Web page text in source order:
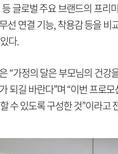
글로벌 주요 브랜드의 프리
선 연결 기능, 착용감 등을
다.
“가정의 달은 부모님의 건강
되길 바란다”며 “이번 프로
수 있도록 구성한 것”이라고